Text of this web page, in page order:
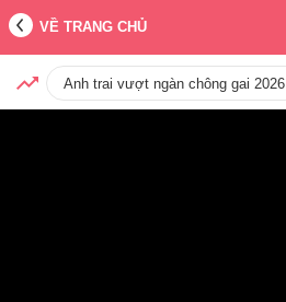
VỀ TRANG CHỦ
Anh trai vượt ngàn chông gai 2026